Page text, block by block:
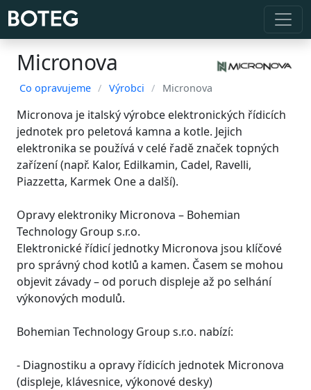
Micronova
Co opravujeme / Výrobci / Micronova
Micronova je italský výrobce elektronických řídicích
jednotek pro peletová kamna a kotle. Jejich
elektronika se používá v celé řadě značek topných
zařízení (např. Kalor, Edilkamin, Cadel, Ravelli,
Piazzetta, Karmek One a další).
Opravy elektroniky Micronova – Bohemian
Technology Group s.r.o.
Elektronické řídicí jednotky Micronova jsou klíčové
pro správný chod kotlů a kamen. Časem se mohou
objevit závady – od poruch displeje až po selhání
výkonových modulů.
Bohemian Technology Group s.r.o. nabízí:
- Diagnostiku a opravy řídicích jednotek Micronova
(displeje, klávesnice, výkonové desky)